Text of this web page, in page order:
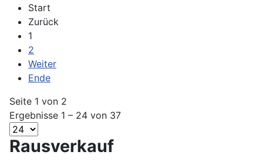
Start
Zurück
1
2
Weiter
Ende
Seite 1 von 2
Ergebnisse 1 – 24 von 37
Rausverkauf